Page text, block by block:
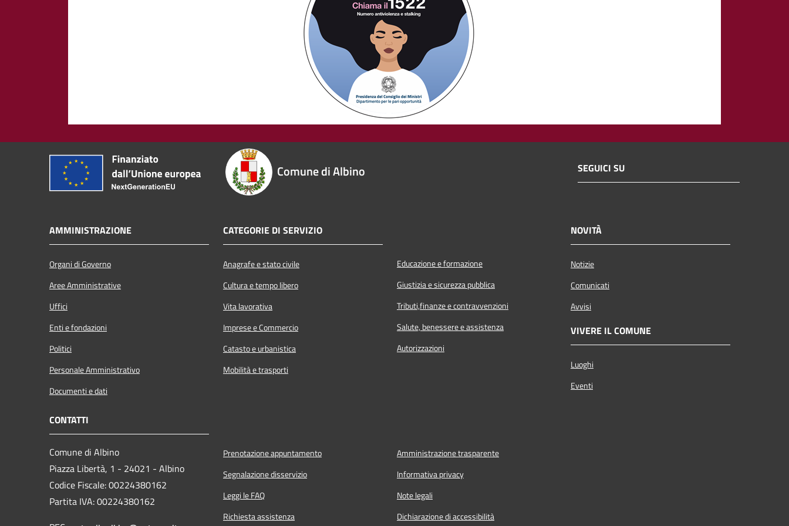
Comune di Albino SEGUICI SU
AMMINISTRAZIONE
Organi di Governo
Aree Amministrative
Uffici
Enti e fondazioni
Politici
Personale Amministrativo
Documenti e dati
CATEGORIE DI SERVIZIO
Anagrafe e stato civile
Cultura e tempo libero
Vita lavorativa
Imprese e Commercio
Catasto e urbanistica
Mobilità e trasporti
Educazione e formazione
Giustizia e sicurezza pubblica
Tributi,finanze e contravvenzioni
Salute, benessere e assistenza
Autorizzazioni
NOVITÀ
Notizie
Comunicati
Avvisi
VIVERE IL COMUNE
Luoghi
Eventi
CONTATTI
Comune di Albino
Piazza Libertà, 1 - 24021 - Albino
Codice Fiscale: 00224380162
Partita IVA: 00224380162
Prenotazione appuntamento
Segnalazione disservizio
Leggi le FAQ
Richiesta assistenza
Amministrazione trasparente
Informativa privacy
Note legali
Dichiarazione di accessibilità